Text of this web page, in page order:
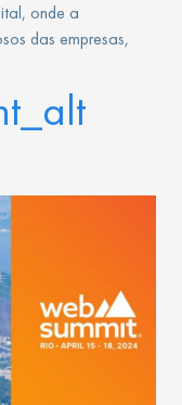
onde a
das empresas,